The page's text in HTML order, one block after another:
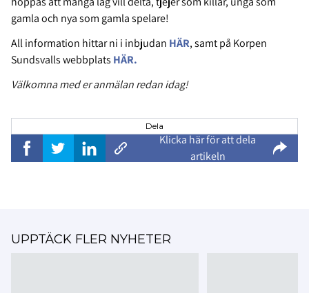
gamla och nya som gamla spelare!
All information hittar ni i inbjudan HÄR, samt på Korpen
Sundsvalls webbplats HÄR.
Välkomna med er anmälan redan idag!
Dela
Klicka här för att dela
artikeln
UPPTÄCK FLER NYHETER